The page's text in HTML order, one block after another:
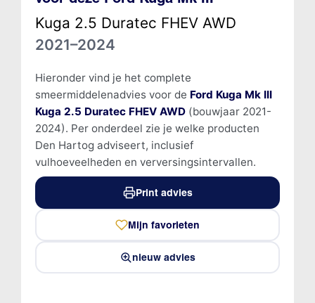
Kuga 2.5 Duratec FHEV AWD
2021–2024
Hieronder vind je het complete
smeermiddelenadvies voor de Ford Kuga Mk III
Kuga 2.5 Duratec FHEV AWD(bouwjaar 2021-
2024). Per onderdeel zie je welke producten
Den Hartog adviseert, inclusief
vulhoeveelheden en verversingsintervallen.
Print advies
Mijn favorieten
nieuw advies